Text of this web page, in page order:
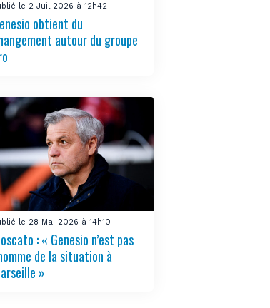
le 2 Juil 2026 à 12h42
obtient du
autour du groupe
le 28 Mai 2026 à 14h10
: « Genesio n’est pas
de la situation à
»